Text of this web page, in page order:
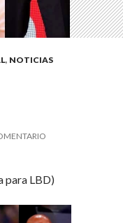
, NOTICIAS
para LBD)